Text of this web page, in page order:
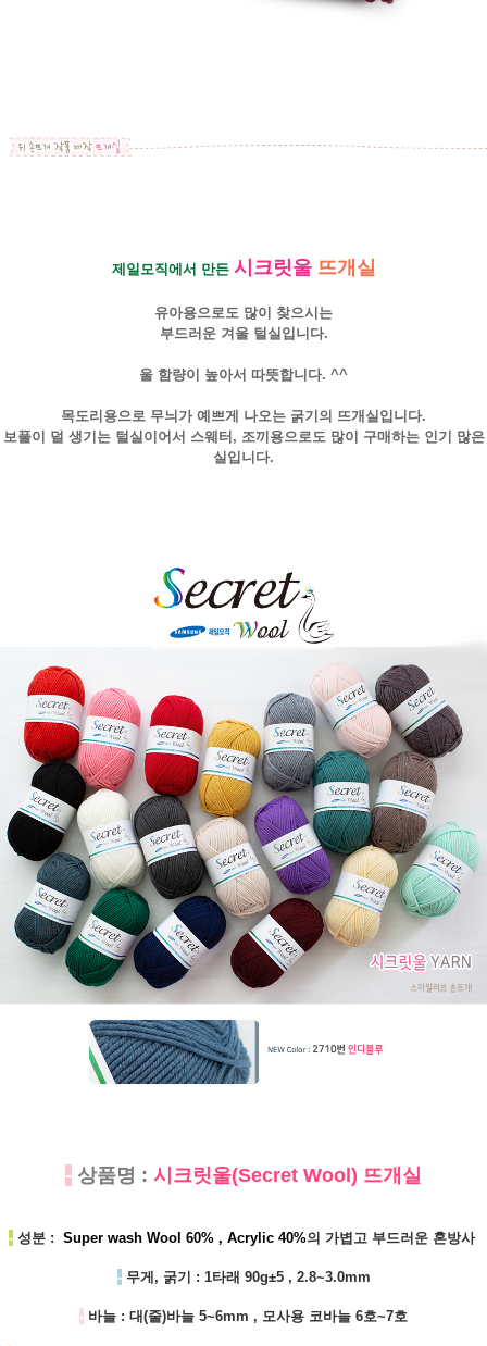
제일모직에서 만든 시크릿울 뜨개실
유아용으로도 많이 찾으시는
부드러운 겨울 털실입니다.
울 함량이 높아서 따뜻합니다. ^^
목도리용으로 무늬가 예쁘게 나오는 굵기의 뜨개실입니다.
보풀이 덜 생기는 털실이어서 스웨터, 조끼용으로도 많이 구매하는 인기 많은
실입니다.
- 상품명 : 시크릿울(Secret Wool) 뜨개실
-성분 : Super wash Wool 60% , Acrylic 40%의 가볍고 부드러운 혼방사
-무게, 굵기 : 1타래 90g±5 , 2.8~3.0mm
- 바늘 : 대(줄)바늘 5~6mm , 모사용 코바늘 6호~7호